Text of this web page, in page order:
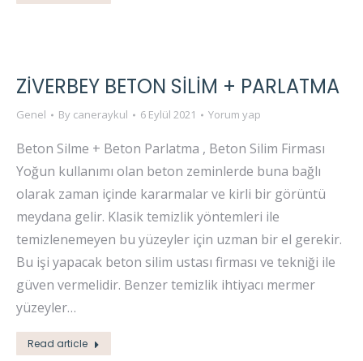
ZİVERBEY BETON SİLİM + PARLATMA
Genel By caneraykul 6 Eylül 2021 Yorum yap
Beton Silme + Beton Parlatma , Beton Silim Firması
Yoğun kullanımı olan beton zeminlerde buna bağlı
olarak zaman içinde kararmalar ve kirli bir görüntü
meydana gelir. Klasik temizlik yöntemleri ile
temizlenemeyen bu yüzeyler için uzman bir el gerekir.
Bu işi yapacak beton silim ustası firması ve tekniği ile
güven vermelidir. Benzer temizlik ihtiyacı mermer
yüzeyler…
Read article